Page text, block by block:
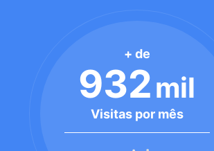
+ de
932mil
Visitas por mês